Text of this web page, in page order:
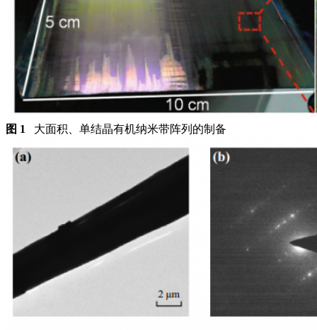
图 1 大面积、单结晶有机纳米带阵列的制备